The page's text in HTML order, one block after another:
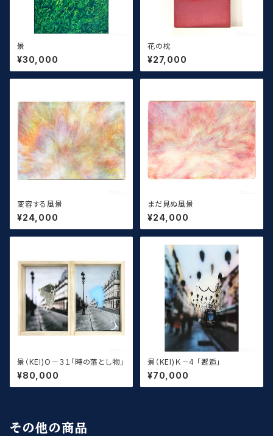
景
¥30,000
花の枕
¥27,000
変容する風景
¥24,000
まだ見ぬ風景
¥24,000
景（KEI)O－３１「時の落とし物」
¥80,000
景（KEI)Ｋ－4 「邂逅」
¥70,000
その他の商品